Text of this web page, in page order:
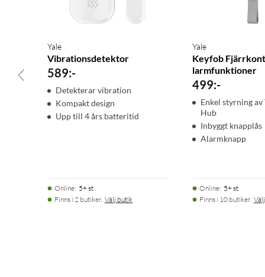
Yale
Vibrationsdetektor
589:-
Detekterar vibration
Kompakt design
Upp till 4 års batteritid
Online: 5+ st
Finns i 2 butiker. Välj butik
Yale
Keyfob
larmfunktioner
499:-
Enkel styrning av
Hub
Inbyggt knapplås
Alarmknapp
Online: 5+ st
Finns i 10 butiker.